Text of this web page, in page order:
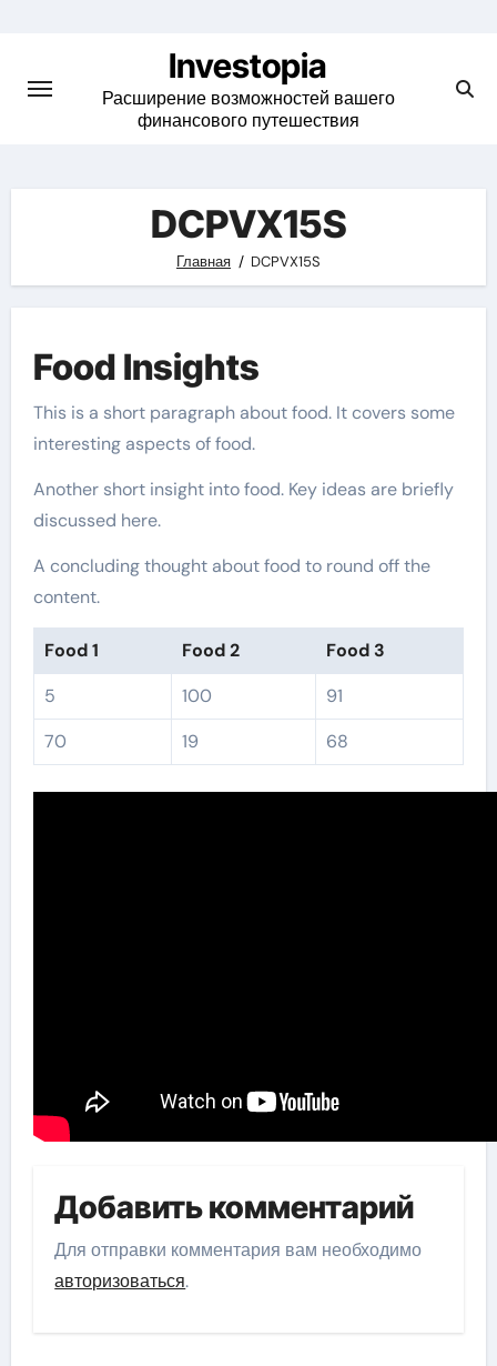
content
Investopia
Расширение возможностей вашего
финансового путешествия
DCPVX15S
Главная DCPVX15S
Food Insights
This is a short paragraph about food. It covers some
interesting aspects of food.
Another short insight into food. Key ideas are briefly
discussed here.
A concluding thought about food to round off the
content.
Food 1 Food 2
Food 3
5
100
91
70
19 68
Добавить комментарий
Для отправки комментария вам необходимо
авторизоваться.